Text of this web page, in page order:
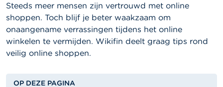
Steeds meer mensen zijn vertrouwd met online
shoppen. Toch blijf je beter waakzaam om
onaangename verrassingen tijdens het online
winkelen te vermijden. Wikifin deelt graag tips rond
veilig online shoppen.
OP DEZE PAGINA